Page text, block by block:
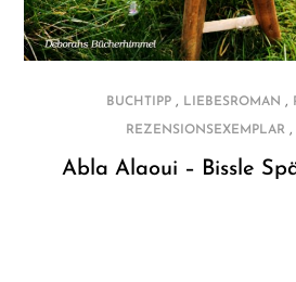
BUCHTIPP, LIEBESROMAN ,
REZENSIONSEXEMPLAR ,
Abla Alaoui – Bissle